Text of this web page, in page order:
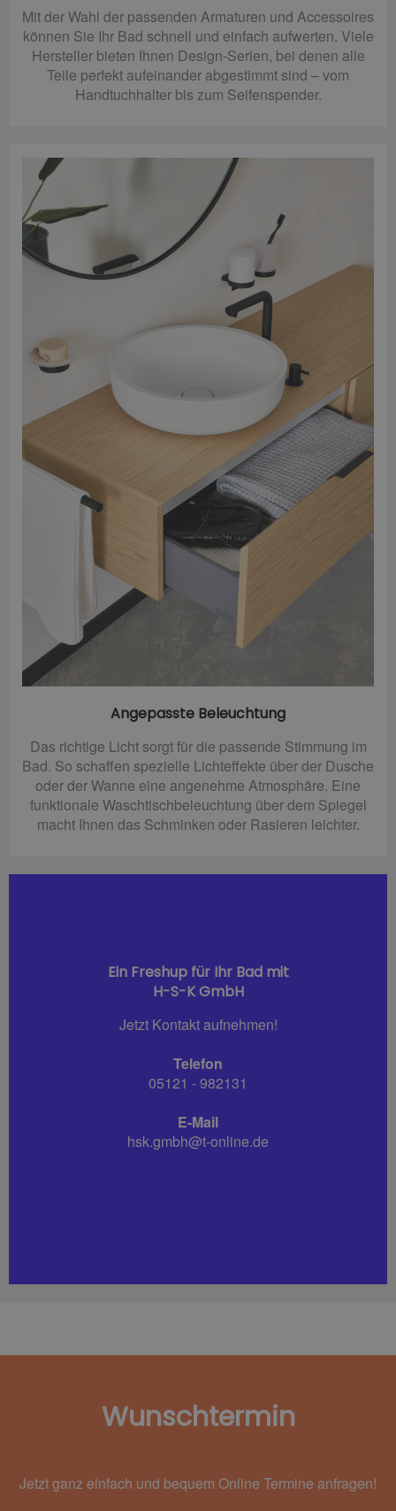
Mit der Wahl der passenden Armaturen und Accessoires
können Sie Ihr Bad schnell und einfach aufwerten. Viele
Hersteller bieten Ihnen Design-Serien, bei denen alle
Teile perfekt aufeinander abgestimmt sind – vom
Handtuchhalter bis zum Seifenspender.
Angepasste Beleuchtung
Das richtige Licht sorgt für die passende Stimmung im
Bad. So schaffen spezielle Lichteffekte über der Dusche
oder der Wanne eine angenehme Atmosphäre. Eine
funktionale Waschtischbeleuchtung über dem Spiegel
macht Ihnen das Schminken oder Rasieren leichter.
Ein Freshup für Ihr Bad mit
H-S-K GmbH
Jetzt Kontakt aufnehmen!
Telefon
05121 - 982131
E-Mail
hsk.gmbh@t-online.de
Wunschtermin
Jetzt ganz einfach und bequem Online Termine anfragen!